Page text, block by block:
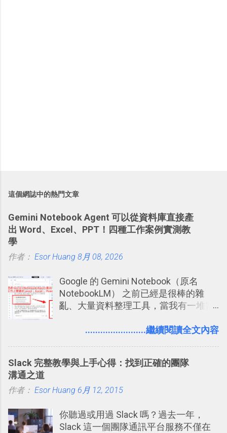
這個網誌中的熱門文章
Gemini Notebook Agent 可以從資料庫直接產
出 Word、Excel、PPT！四種工作案例實測教
學
作者： Esor Huang 8月 08, 2026
Google 的 Gemini Notebook（原名
NotebookLM） 之前已經是很棒的雜
亂、大量資料整理工具，當我有一堆需
量格式不一的混亂工作文件需要彙整，
Codex 這樣的 AI 工作作進階處理。
........................繼續閱讀全文內容
Slack 完整教學與上手心得：找到正確的團隊
溝通之道
作者： Esor Huang 6月 12, 2015
你聽過或用過 Slack 嗎？過去一年，
Slack 這一個團隊通訊平台服務不僅在